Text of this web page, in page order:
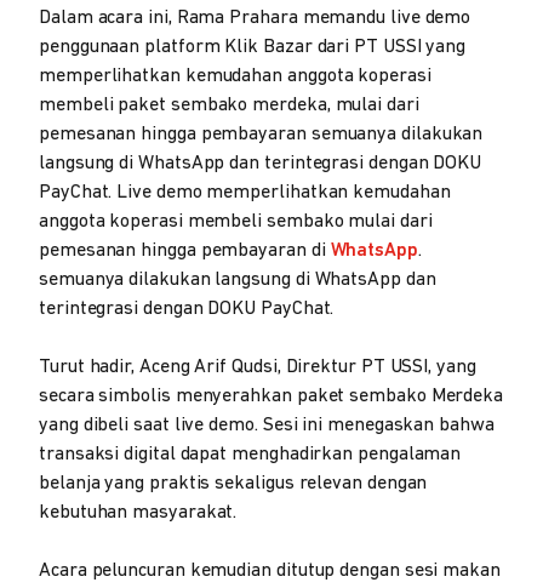
Dalam acara ini, Rama Prahara memandu live demo
penggunaan platform Klik Bazar dari PT USSI yang
memperlihatkan kemudahan anggota koperasi
membeli paket sembako merdeka, mulai dari
pemesanan hingga pembayaran semuanya dilakukan
langsung di WhatsApp dan terintegrasi dengan DOKU
PayChat. Live demo memperlihatkan kemudahan
anggota koperasi membeli sembako mulai dari
pemesanan hingga pembayaran di WhatsApp.
semuanya dilakukan langsung di WhatsApp dan
terintegrasi dengan DOKU PayChat.
Turut hadir, Aceng Arif Qudsi, Direktur PT USSI, yang
secara simbolis menyerahkan paket sembako Merdeka
yang dibeli saat live demo. Sesi ini menegaskan bahwa
transaksi digital dapat menghadirkan pengalaman
belanja yang praktis sekaligus relevan dengan
kebutuhan masyarakat.
Acara peluncuran kemudian ditutup dengan sesi makan